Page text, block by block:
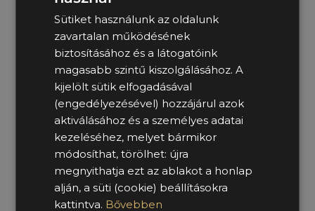
A gépjárművet elirányítjuk a kárfelvételi pontra,
ahol a javítása szükség szerint megvalósul. A javítás
ideje alatt biztosított csereautóról és az esetleges
további teendőkről Kollégáink adnak tájékoztatást.
Elszámolás
A kárjavítás befejezésével elszámolást készítünk,
melyben megküldjük a Titeket esetlegesen érintő
tételeket (pl.: javítási önrész, cseregépjármű
használat).
Sütiket használunk az oldalunk
zavartalan működésének
biztosításához és a látogatóink
magasabb szintű kiszolgálásához. A
kijelölt sütik elfogadásával
(engedélyezésével) hozzájárul azok
aktiválásához és a személyes adatai
kezeléséhez, melyet bármikor
módosíthat, törölhet: újra
megnyithatja ezt az ablakot a honlap
alján, a süti (cookie) beállításokra
kattintva. Bővebben